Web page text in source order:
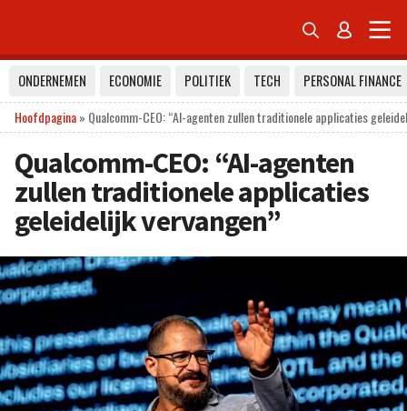
 
ONDERNEMEN ECONOMIE POLITIEK TECH
PERSONAL FINANCE
Hoofdpagina» Qualcomm-CEO: “AI-agenten zullen traditionele applicaties
Qualcomm-CEO: “AI-agenten
zullen traditionele applicaties
geleidelijk vervangen”